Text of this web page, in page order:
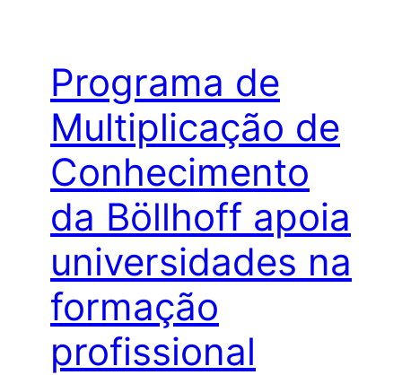
Programa de
Multiplicação de
Conhecimento
da Böllhoff apoia
universidades na
formação
profissional